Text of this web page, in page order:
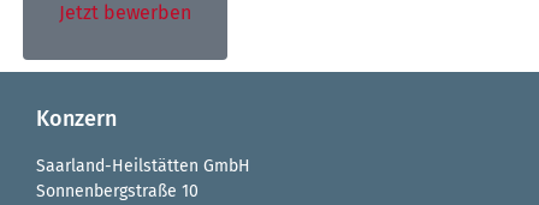
Jetzt bewerben
Konzern
Saarland-Heilstätten GmbH
Sonnenbergstraße 10